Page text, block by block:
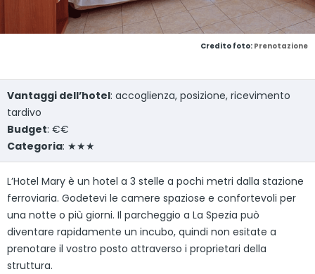
Credito foto: Prenotazione
Vantaggi dell’hotel: accoglienza, posizione, ricevimento
tardivo
Budget: €€
Categoria: ★★★
L’Hotel Mary è un hotel a 3 stelle a pochi metri dalla stazione
ferroviaria. Godetevi le camere spaziose e confortevoli per
una notte o più giorni. Il parcheggio a La Spezia può
diventare rapidamente un incubo, quindi non esitate a
prenotare il vostro posto attraverso i proprietari della
struttura.